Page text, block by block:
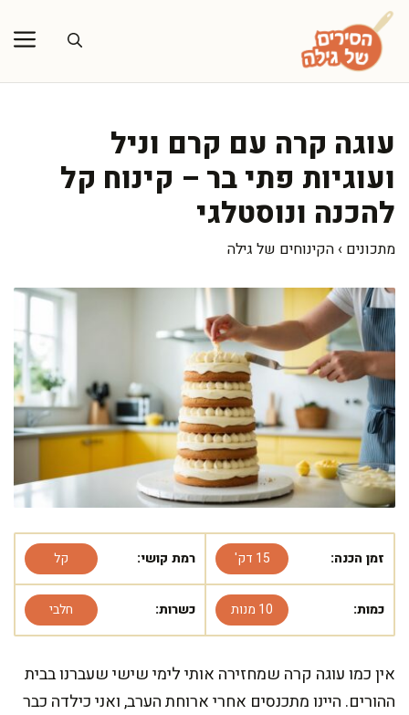
לדלג
לתוכן
עוגה קרה עם קרם וניל
ועוגיות פתי בר – קינוח קל
להכנה ונוסטלגי
מתכונים › הקינוחים של גילה
זמן הכנה: 15 דק' רמת קושי: קל
כמות: 10 מנות כשרות: חלבי
אין כמו עוגה קרה שמחזירה אותי לימי שישי שעברנו בבית
ההורים. היינו מתכנסים אחרי ארוחת הערב, ואני כילדה כבר